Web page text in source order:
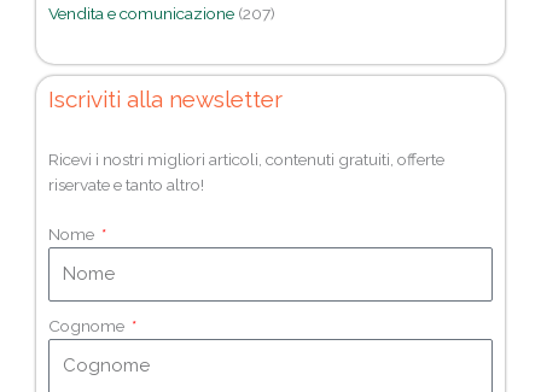
Vendita e comunicazione (207)
Iscriviti alla newsletter
Ricevi i nostri migliori articoli, contenuti gratuiti, offerte
riservate e tanto altro!
Nome
Cognome